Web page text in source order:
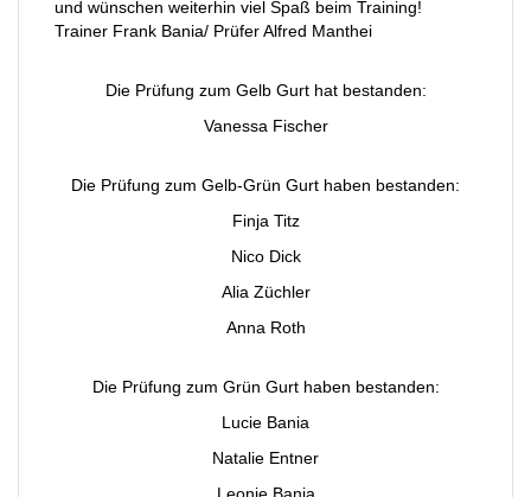
und wünschen weiterhin viel Spaß beim Training!
Trainer Frank Bania/ Prüfer Alfred Manthei
Die Prüfung zum Gelb Gurt hat bestanden:
Vanessa Fischer
Die Prüfung zum Gelb-Grün Gurt haben bestanden:
Finja Titz
Nico Dick
Alia Züchler
Anna Roth
Die Prüfung zum Grün Gurt haben bestanden:
Lucie Bania
Natalie Entner